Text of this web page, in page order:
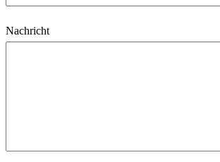
s
s
e
Nachricht